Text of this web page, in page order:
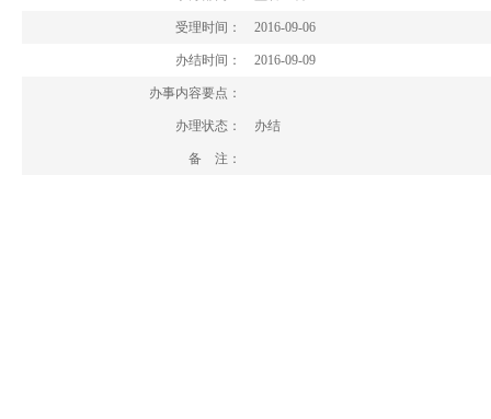
受理时间： 2016-09-06
办结时间： 2016-09-09
办事内容要点：
办理状态： 办结
备 注：